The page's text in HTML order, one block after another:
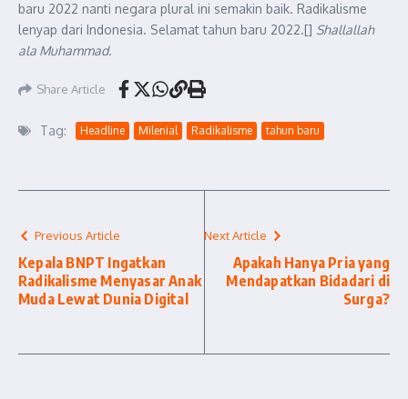
baru 2022 nanti negara plural ini semakin baik. Radikalisme
lenyap dari Indonesia. Selamat tahun baru 2022.[] Shallallah
ala Muhammad.
Share Article
Tag: Headline Milenial Radikalisme tahun baru
Previous Article
Kepala BNPT Ingatkan
Radikalisme Menyasar Anak
Muda Lewat Dunia Digital
Next Article
Apakah Hanya Pria yang
Mendapatkan Bidadari di
Surga?